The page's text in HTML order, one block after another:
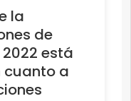
la
de
está
cuanto a